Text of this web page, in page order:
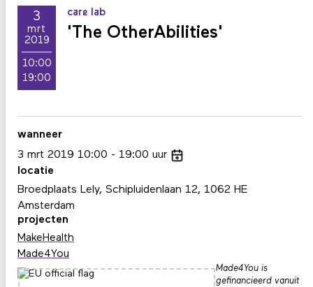
3
mrt
2019
10:00
19:00
care lab
'The OtherAbilities'
wanneer
3 mrt 2019 10:00 19:00 uur
locatie
Broedplaats Lely, Schipluidenlaan 12, 1062 HE
Amsterdam
projecten
MakeHealth
Made4You
Made4You is
gefinancieerd vanuit